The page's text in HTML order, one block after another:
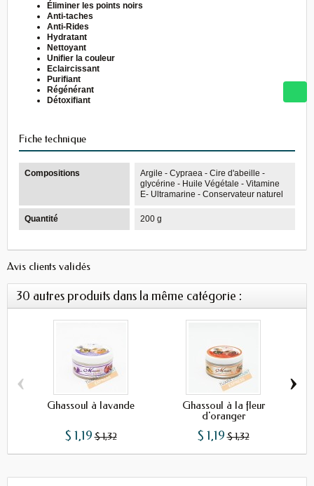
Éliminer les points noirs
Anti-taches
Anti-Rides
Hydratant
Nettoyant
Unifier la couleur
Eclaircissant
Purifiant
Régénérant
Détoxifiant
Fiche technique
Compositions
Argile - Cypraea - Cire d'abeille -
glycérine - Huile Végétale - Vitamine
E- Ultramarine - Conservateur naturel
Quantité 200 g
Avis clients validés
30 autres produits dans la même catégorie :
Ghassoul à lavande
$ 1,19 $ 1,32
Ghassoul à la fleur
d'oranger
$ 1,19 $ 1,32
‹ ›